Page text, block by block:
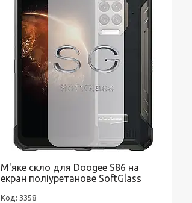
М'яке скло для Doogee S86 на
екран поліуретанове SoftGlass
3358